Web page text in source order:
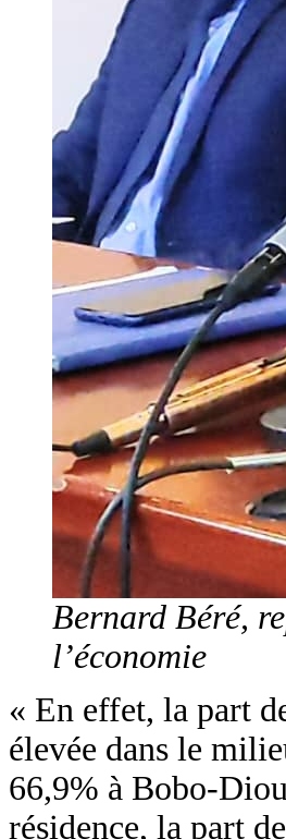
Bernard Béré,
l’économie
« En effet, la part
élevée dans le
66,9% à Bobo-
résidence, la part